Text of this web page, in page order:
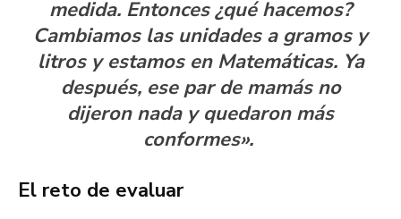
medida. Entonces ¿qué hacemos?
Cambiamos las unidades a gramos y
litros y estamos en Matemáticas. Ya
después, ese par de mamás no
dijeron nada y quedaron más
conformes».
El reto de evaluar